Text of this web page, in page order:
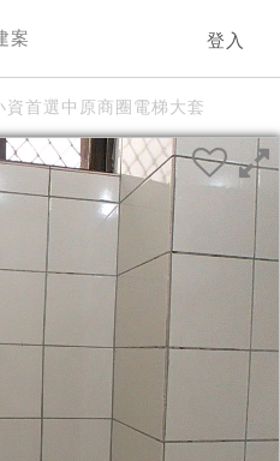
登入
案
資首選中原商圈電梯大套